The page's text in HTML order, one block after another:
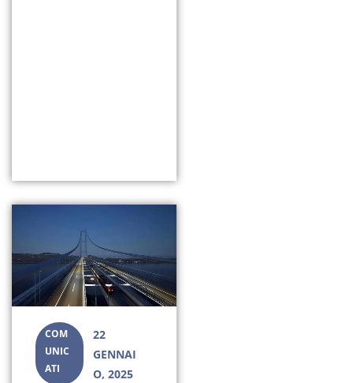
COM
UNIC
ATI
22
GENNAI
O, 2025